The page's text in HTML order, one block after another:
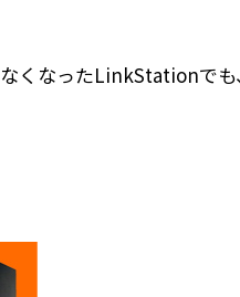
くなったLinkStationでも